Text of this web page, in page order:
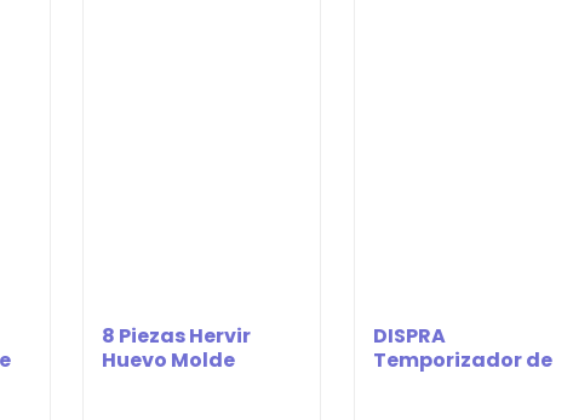
8 Piezas Hervir
Huevo Molde
DISPRA
Temporizador de